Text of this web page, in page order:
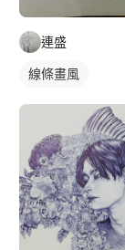
連盛
線條畫風